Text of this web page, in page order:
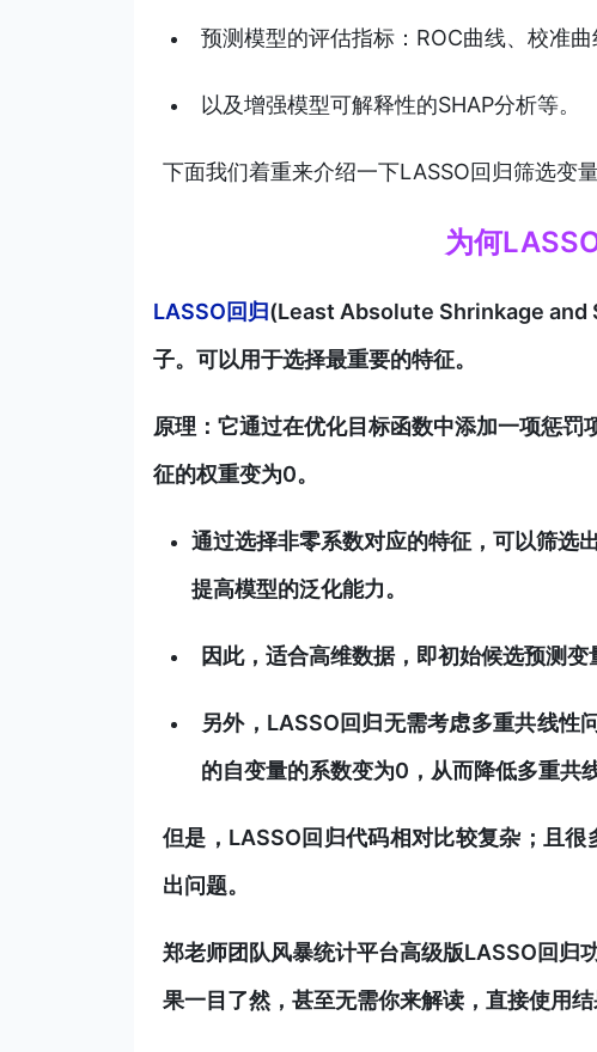
预测模型的评估指标：ROC曲线、校准
以及增强模型可解释性的SHAP分析等。
下面我们着重来介绍一下LASSO回归筛选变量
为何
LASSO回归(Least Absolute Shrinkage and
子。可以用于选择最重要的特征。
原理：它通过在优化目标函数中添加一项惩
征的权重变为0。
通过选择非零系数对应的特征，可以筛选
提高模型的泛化能力。
因此，适合高维数据，即初始候选预测变
另外，LASSO回归无需考虑多重共线性
的自变量的系数变为0，从而降低多重共
但是，LASSO回归代码相对比较复杂；且
出问题。
郑老师团队风暴统计平台高级版LASSO回归
果一目了然，甚至无需你来解读，直接使用结